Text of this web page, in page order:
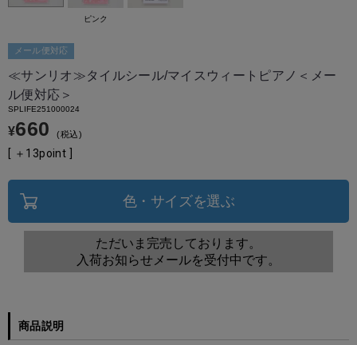
メール便対応
≪サンリオ≫タイルシール/マイスウィートピアノ＜メー
ル便対応＞
SPLIFE251000024
¥660 税込
[ ＋ 13point ]
色・サイズを選ぶ
ただいま完売しております。
入荷お知らせメールを受付中です。
商品説明
ピンク